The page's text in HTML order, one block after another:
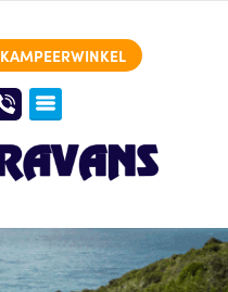
KAMPEERWINKEL